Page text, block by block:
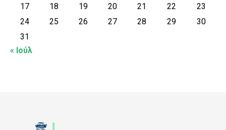
17
18 19 20 21 22
23
24
25 26 27 28 29
30
31
« Ιούλ